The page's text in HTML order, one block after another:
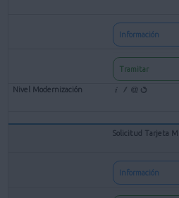
Información
Tramitar
Solicitud Tarjeta
Información